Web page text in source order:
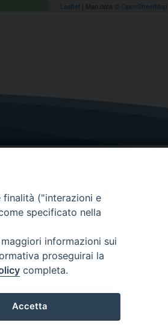
Leaflet | Map data © OpenStreetMap
GRAZIE PER IL TUO AIUTO
Insieme per la Diocesi
("interazioni e
specificato nella
informazioni sui
proseguirai la
completa.
Accetta